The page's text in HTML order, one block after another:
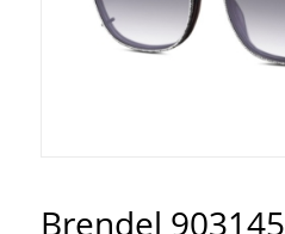
Brendel 903145